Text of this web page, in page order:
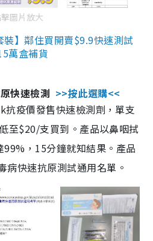
圖片放大
】鄰住買開賣$9.9快速測試
萬盒補貨
快速檢測 >>按此選購<<
抗疫價發售快速檢測劑，單支
至$20/支買到。產品以鼻咽拭
，15分鐘就知結果。產品
病快速抗原測試通用名單。